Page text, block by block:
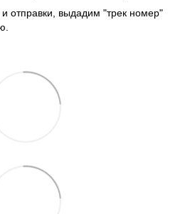
отправки, выдадим "трек номер"